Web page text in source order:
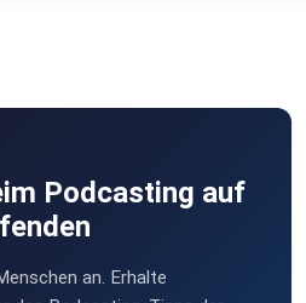
Podcasting auf
an. Erhalte